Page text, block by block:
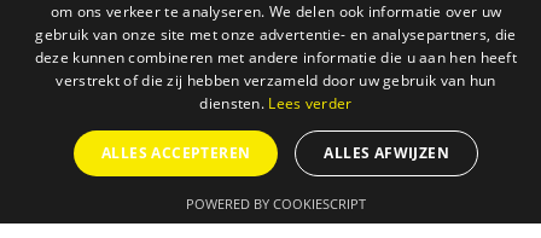
om ons verkeer te analyseren. We delen ook informatie over uw
gebruik van onze site met onze advertentie- en analysepartners, die
deze kunnen combineren met andere informatie die u aan hen heeft
verstrekt of die zij hebben verzameld door uw gebruik van hun
diensten. Lees verder
ALLES ACCEPTEREN ALLES AFWIJZEN
POWERED BY COOKIESCRIPT